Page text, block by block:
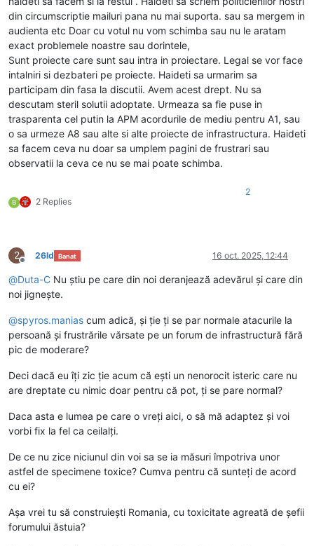
din circumscriptie mailuri pana nu mai suporta. sau sa mergem in
audienta etc Doar cu votul nu vom schimba sau nu le aratam
exact problemele noastre sau dorintele,
Sunt proiecte care sunt sau intra in proiectare. Legal se vor face
intalniri si dezbateri pe proiecte. Haideti sa urmarim sa
participam din fasa la discutii. Avem acest drept. Nu sa
descutam steril solutii adoptate. Urmeaza sa fie puse in
trasparenta cel putin la APM acordurile de mediu pentru A1, sau
o sa urmeze A8 sau alte si alte proiecte de infrastructura. Haideti
sa facem ceva nu doar sa umplem pagini de frustrari sau
observatii la ceva ce nu se mai poate schimba.
B 2 Replies
2
2
Deconectat
26ld Banat 16 oct. 2025, 12:44
@Duta-C Nu știu pe care din noi deranjează adevărul și care din
noi jignește.
@spyros.manias cum adică, și ție ți se par normale atacurile la
persoană și frustrările vărsate pe un forum de infrastructură fără
pic de moderare?
Deci dacă eu îți zic ție acum că ești un nenorocit isteric care nu
are dreptate cu nimic doar pentru că pot, ți se pare normal?
Daca asta e lumea pe care o vreți aici, o să mă adaptez și voi
vorbi fix la fel ca ceilalți.
De ce nu zice niciunul din voi sa se ia măsuri împotriva unor
astfel de specimene toxice? Cumva pentru că sunteți de acord
cu ei?
Așa vrei tu să construiești Romania, cu toxicitate agreată de șefii
forumului ăstuia?